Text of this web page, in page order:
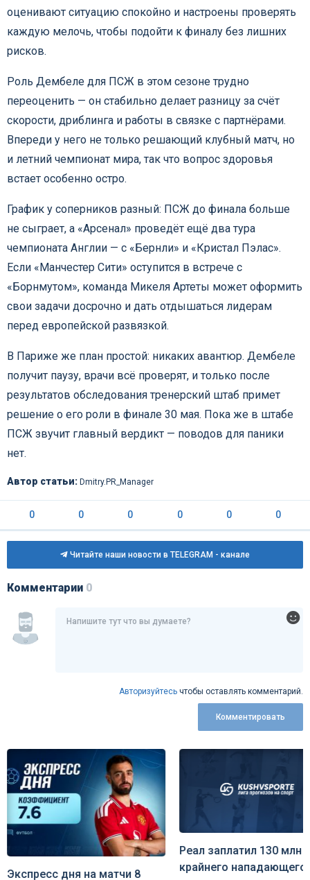
оценивают ситуацию спокойно и настроены проверять
каждую мелочь, чтобы подойти к финалу без лишних
рисков.
Роль Дембеле для ПСЖ в этом сезоне трудно
переоценить — он стабильно делает разницу за счёт
скорости, дриблинга и работы в связке с партнёрами.
Впереди у него не только решающий клубный матч, но
и летний чемпионат мира, так что вопрос здоровья
встает особенно остро.
График у соперников разный: ПСЖ до финала больше
не сыграет, а «Арсенал» проведёт ещё два тура
чемпионата Англии — с «Бернли» и «Кристал Пэлас».
Если «Манчестер Сити» оступится в встрече с
«Борнмутом», команда Микеля Артеты может оформить
свои задачи досрочно и дать отдышаться лидерам
перед европейской развязкой.
В Париже же план простой: никаких авантюр. Дембеле
получит паузу, врачи всё проверят, и только после
результатов обследования тренерский штаб примет
решение о его роли в финале 30 мая. Пока же в штабе
ПСЖ звучит главный вердикт — поводов для паники
нет.
Автор статьи: Dmitry.PR_Manager
0 0 0 0 0 0
Читайте наши новости в TELEGRAM - канале
Комментарии 0
Авторизуйтесь чтобы оставлять комментарий.
Комментировать
Экспресс дня на матчи 8
Реал заплатил 130 млн
крайнего нападающего